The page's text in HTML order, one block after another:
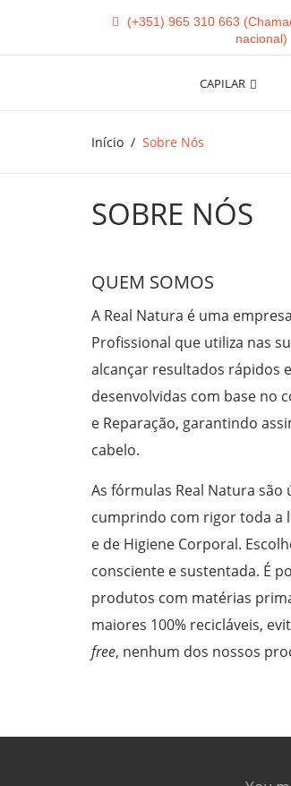
(+351) 965 310 663
CAPILAR
Início Sobre Nós
SOBRE NÓS
QUEM SOMOS
A Real Natura é uma
Profissional que utiliza nas
alcançar resultados rápidos
desenvolvidas com base no
e Reparação, garantindo
cabelo.
As fórmulas Real Natura são
cumprindo com rigor toda a
e de Higiene Corporal.
consciente e sustentada. É
produtos com matérias
maiores 100% recicláveis,
free, nenhum dos nossos